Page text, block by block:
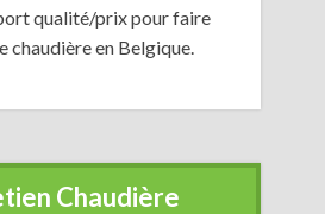
qualité/prix pour faire
chaudière en Belgique.
Chaudière